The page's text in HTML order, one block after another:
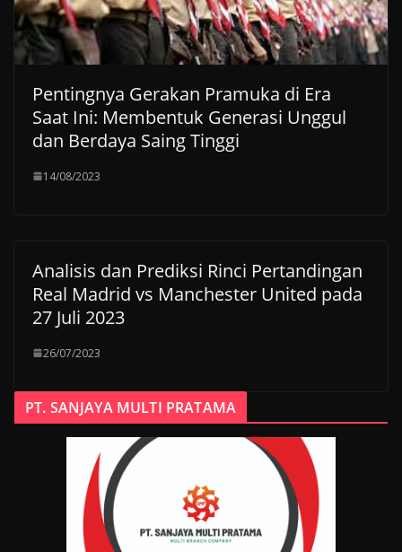
Pentingnya Gerakan Pramuka di Era
Saat Ini: Membentuk Generasi Unggul
dan Berdaya Saing Tinggi
14/08/2023
Analisis dan Prediksi Rinci Pertandingan
Real Madrid vs Manchester United pada
27 Juli 2023
26/07/2023
PT. SANJAYA MULTI PRATAMA